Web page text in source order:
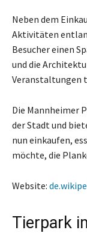
Neben dem
Aktivitäten
Besucher einen
und die
Veranstaltungen
Die Mannheimer
der Stadt und
nun einkaufen,
möchte, die
Website:
Tierpark